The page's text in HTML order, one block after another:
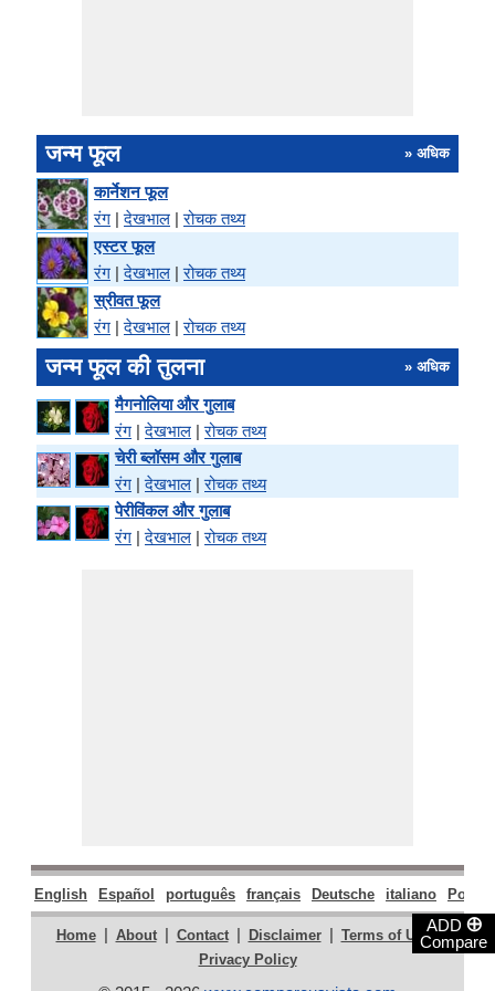
ADD ⊕
Compare
जन्म फूल » अधिक
कार्नेशन फूल
रंग |देखभाल |रोचक तथ्य
एस्टर फूल
रंग |देखभाल |रोचक तथ्य
स्रीवत फूल
रंग |देखभाल |रोचक तथ्य
जन्म फूल की तुलना » अधिक
मैगनोलिया और गुलाब
रंग |देखभाल |रोचक तथ्य
चेरी ब्लॉसम और गुलाब
रंग |देखभाल |रोचक तथ्य
पेरीविंकल और गुलाब
रंग |देखभाल |रोचक तथ्य
English Español português français Deutsche italiano
Home | About | Contact | Disclaimer | Terms of Use |
Privacy Policy